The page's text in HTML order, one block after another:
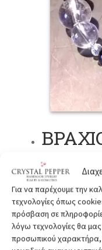
Για να παρέχουμε την
τεχνολογίες όπως
πρόσβαση σε
λόγω τεχνολογίες θα
προσωπικού χαρακτήρα,
Προσφορά!